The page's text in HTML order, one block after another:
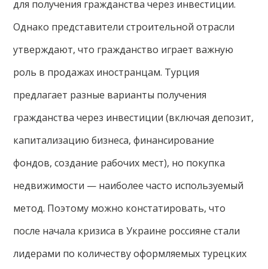
для получения гражданства через инвестиции.
Однако представители строительной отрасли
утверждают, что гражданство играет важную
роль в продажах иностранцам. Турция
предлагает разные варианты получения
гражданства через инвестиции (включая депозит,
капитализацию бизнеса, финансирование
фондов, создание рабочих мест), но покупка
недвижимости — наиболее часто используемый
метод. Поэтому можно констатировать, что
после начала кризиса в Украине россияне стали
лидерами по количеству оформляемых турецких